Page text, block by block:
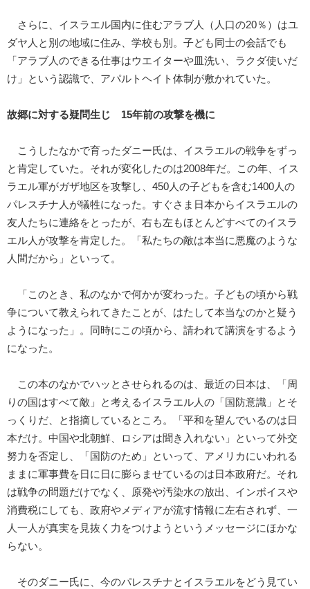
さらに、イスラエル国内に住むアラブ人（人口の20％）はユ
ダヤ人と別の地域に住み、学校も別。子ども同士の会話でも
「アラブ人のできる仕事はウエイターや皿洗い、ラクダ使いだ
け」という認識で、アパルトヘイト体制が敷かれていた。
故郷に対する疑問生じ 15年前の攻撃を機に
こうしたなかで育ったダニー氏は、イスラエルの戦争をずっ
と肯定していた。それが変化したのは2008年だ。この年、イス
ラエル軍がガザ地区を攻撃し、450人の子どもを含む1400人の
パレスチナ人が犠牲になった。すぐさま日本からイスラエルの
友人たちに連絡をとったが、右も左もほとんどすべてのイスラ
エル人が攻撃を肯定した。「私たちの敵は本当に悪魔のような
人間だから」といって。
「このとき、私のなかで何かが変わった。子どもの頃から戦
争について教えられてきたことが、はたして本当なのかと疑う
ようになった」。同時にこの頃から、請われて講演をするよう
になった。
この本のなかでハッとさせられるのは、最近の日本は、「周
りの国はすべて敵」と考えるイスラエル人の「国防意識」とそ
っくりだ、と指摘しているところ。「平和を望んでいるのは日
本だけ。中国や北朝鮮、ロシアは聞き入れない」といって外交
努力を否定し、「国防のため」といって、アメリカにいわれる
ままに軍事費を日に日に膨らませているのは日本政府だ。それ
は戦争の問題だけでなく、原発や汚染水の放出、インボイスや
消費税にしても、政府やメディアが流す情報に左右されず、一
人一人が真実を見抜く力をつけようというメッセージにほかな
らない。
そのダニー氏に、今のパレスチナとイスラエルをどう見てい